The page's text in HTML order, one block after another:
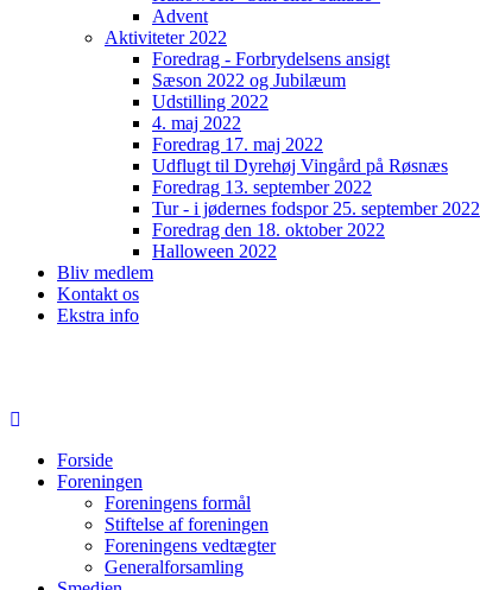
Advent
Aktiviteter 2022
Foredrag - Forbrydelsens ansigt
Sæson 2022 og Jubilæum
Udstilling 2022
4. maj 2022
Foredrag 17. maj 2022
Udflugt til Dyrehøj Vingård på Røsnæs
Foredrag 13. september 2022
Tur - i jødernes fodspor 25. september 2022
Foredrag den 18. oktober 2022
Halloween 2022
Bliv medlem
Kontakt os
Ekstra info
Forside
Foreningen
Foreningens formål
Stiftelse af foreningen
Foreningens vedtægter
Generalforsamling